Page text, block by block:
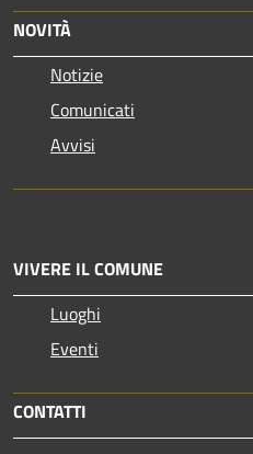
NOVITÀ
Notizie
Comunicati
Avvisi
VIVERE IL COMUNE
Luoghi
Eventi
CONTATTI